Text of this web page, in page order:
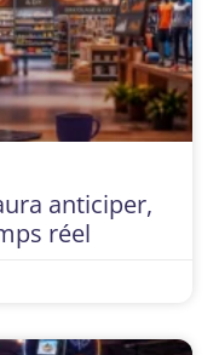
anticiper,
réel